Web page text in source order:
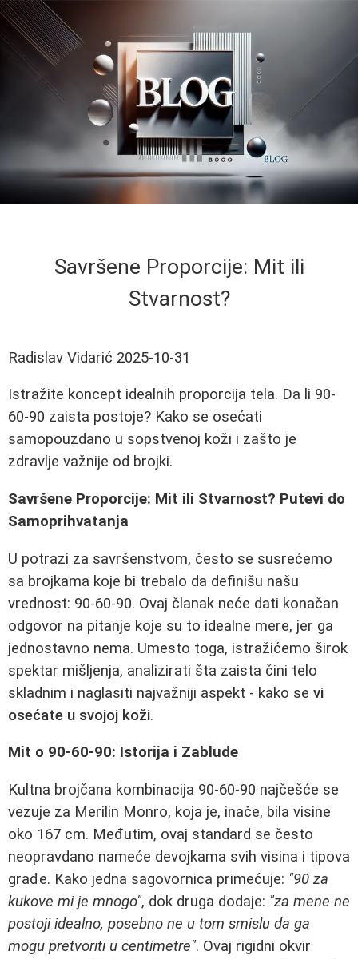
Savršene Proporcije: Mit ili
Stvarnost?
Radislav Vidarić 2025-10-31
Istražite koncept idealnih proporcija tela. Da li 90-
60-90 zaista postoje? Kako se osećati
samopouzdano u sopstvenoj koži i zašto je
zdravlje važnije od brojki.
Savršene Proporcije: Mit ili Stvarnost? Putevi do
Samoprihvatanja
U potrazi za savršenstvom, često se susrećemo
sa brojkama koje bi trebalo da definišu našu
vrednost: 90-60-90. Ovaj članak neće dati konačan
odgovor na pitanje koje su to idealne mere, jer ga
jednostavno nema. Umesto toga, istražićemo širok
spektar mišljenja, analizirati šta zaista čini telo
skladnim i naglasiti najvažniji aspekt - kako se vi
osećate u svojoj koži.
Mit o 90-60-90: Istorija i Zablude
Kultna brojčana kombinacija 90-60-90 najčešće se
vezuje za Merilin Monro, koja je, inače, bila visine
oko 167 cm. Međutim, ovaj standard se često
neopravdano nameće devojkama svih visina i tipova
građe. Kako jedna sagovornica primećuje: "90 za
kukove mi je mnogo", dok druga dodaje: "za mene ne
postoji idealno, posebno ne u tom smislu da ga
mogu pretvoriti u centimetre". Ovaj rigidni okvir